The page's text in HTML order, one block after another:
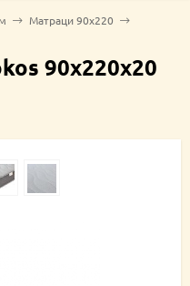
Матраци 90х220
90х220х20